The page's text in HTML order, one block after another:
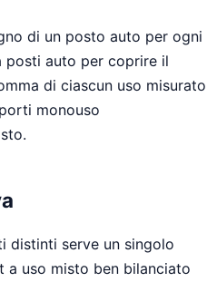
di un posto auto per ogni
posti auto per coprire il
di ciascun uso misurato
monouso
distinti serve un singolo
a uso misto ben bilanciato